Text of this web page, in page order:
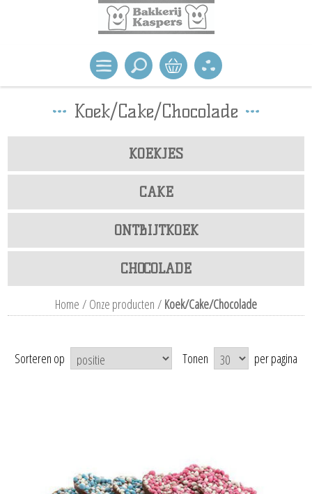
Koek/Cake/Chocolade
KOEKJES
CAKE
ONTBIJTKOEK
CHOCOLADE
Home / Onze producten / Koek/Cake/Chocolade
Sorteren op Tonen per pagina